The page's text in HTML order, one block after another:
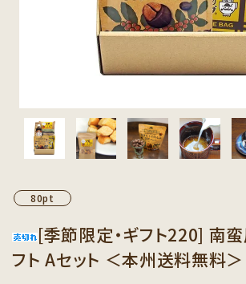
カテゴリーから探す
セット商品から探す
インフォメーション
80pt
[季節限定・ギフト220] 南
フト Aセット ＜本州送料無料＞